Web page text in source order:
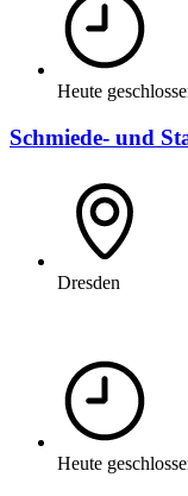
Heute
Schmiede- und
Dresden
Heute